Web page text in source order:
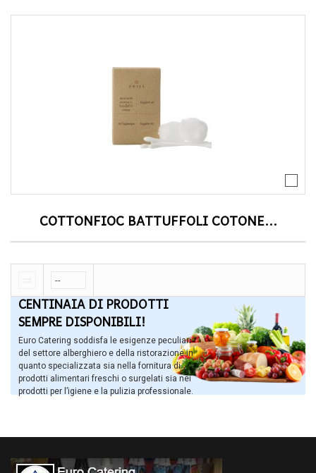
COTTONFIOC BATTUFFOLI COTONE...
CENTINAIA DI PRODOTTI
SEMPRE DISPONIBILI!
Euro Catering soddisfa le esigenze peculiari
del settore alberghiero e della ristorazione in
quanto specializzata sia nella fornitura di
prodotti alimentari freschi o surgelati sia nei
prodotti per l’igiene e la pulizia professionale.